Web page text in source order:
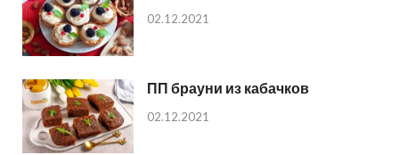
02.12.2021
ПП брауни из кабачков
02.12.2021